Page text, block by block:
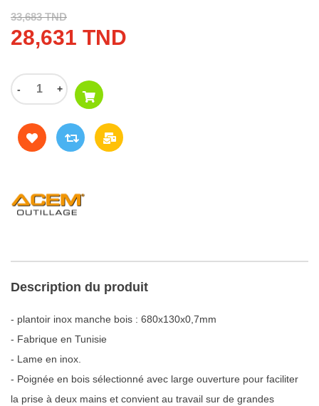
33,683 TND
28,631 TND
- +
Description du produit
- plantoir inox manche bois : 680x130x0,7mm
- Fabrique en Tunisie
- Lame en inox.
- Poignée en bois sélectionné avec large ouverture pour faciliter
la prise à deux mains et convient au travail sur de grandes